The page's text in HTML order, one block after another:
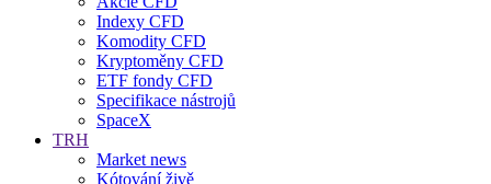
Indexy CFD
Komodity CFD
Kryptoměny CFD
ETF fondy CFD
Specifikace nástrojů
SpaceX
TRH
Market news
Kótování živě